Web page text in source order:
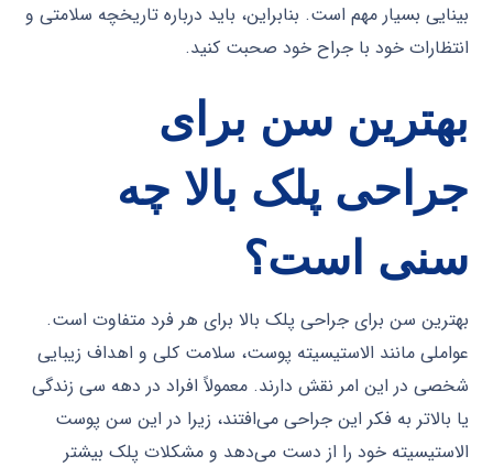
بینایی بسیار مهم است. بنابراین، باید درباره تاریخچه سلامتی و
انتظارات خود با جراح خود صحبت کنید.
بهترین سن برای
جراحی پلک بالا چه
سنی است؟
بهترین سن برای جراحی پلک بالا برای هر فرد متفاوت است.
عواملی مانند الاستیسیته پوست، سلامت کلی و اهداف زیبایی
شخصی در این امر نقش دارند. معمولاً افراد در دهه سی زندگی
یا بالاتر به فکر این جراحی می‌افتند، زیرا در این سن پوست
الاستیسیته خود را از دست می‌دهد و مشکلات پلک بیشتر